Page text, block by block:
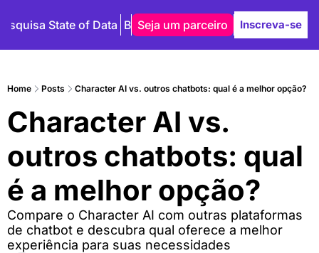
State of Data Blog Autores
Seja um parceiro Inscreva-se
Home Posts Character AI vs. outros chatbots: qual é a melhor opção?
Character AI vs.
outros chatbots: qual
é a melhor opção?
Compare o Character AI com outras plataformas
de chatbot e descubra qual oferece a melhor
experiência para suas necessidades